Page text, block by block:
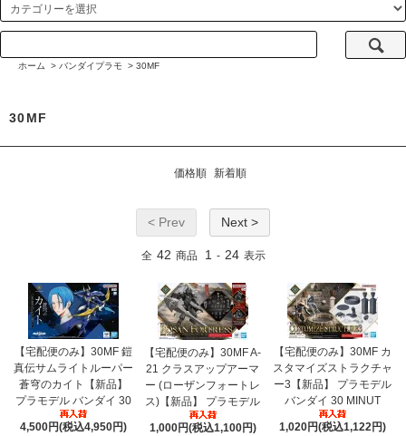
ホーム > バンダイプラモ > 30MF
30MF
価格順 新着順
< Prev Next >
全 42 商品 1 - 24 表示
【宅配便のみ】30MF 鎧
真伝サムライトルーパー
蒼穹のカイト【新品】
プラモデル バンダイ 30
4,500円(税込4,950円)
【宅配便のみ】30MF A-
21 クラスアップアーマ
ー (ローザンフォートレ
ス)【新品】 プラモデル
1,000円(税込1,100円)
【宅配便のみ】30MF カ
スタマイズストラクチャ
ー3【新品】 プラモデル
バンダイ 30 MINUT
1,020円(税込1,122円)